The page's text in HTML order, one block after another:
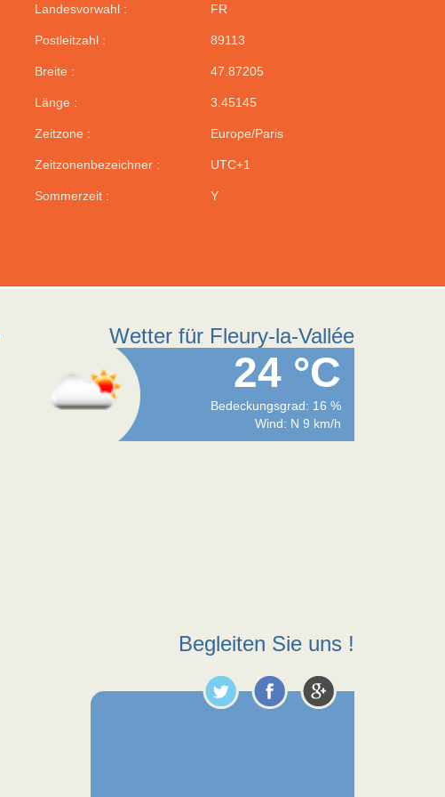
Landesvorwahl : FR
Postleitzahl : 89113
Breite : 47.87205
Länge : 3.45145
Zeitzone : Europe/Paris
Zeitzonenbezeichner : UTC+1
Sommerzeit : Y
Wetter für Fleury-la-Vallée
24 °C
Bedeckungsgrad: 16 %
Wind: N 9 km/h
Begleiten Sie uns !